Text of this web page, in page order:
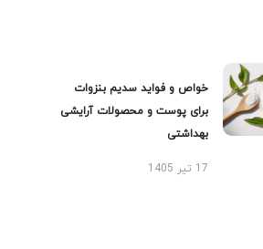
خواص و فواید سدیم بنزوات
برای پوست و محصولات آرایشی
بهداشتی
17 تیر 1405